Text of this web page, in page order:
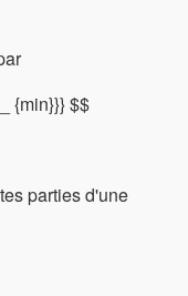
{min}}} $$
parties d'une